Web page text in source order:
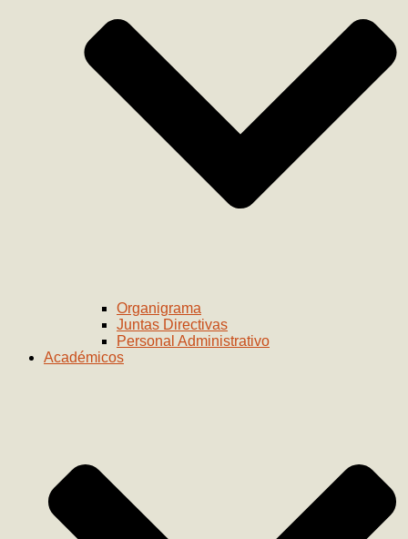
Organigrama
Juntas Directivas
Personal Administrativo
Académicos